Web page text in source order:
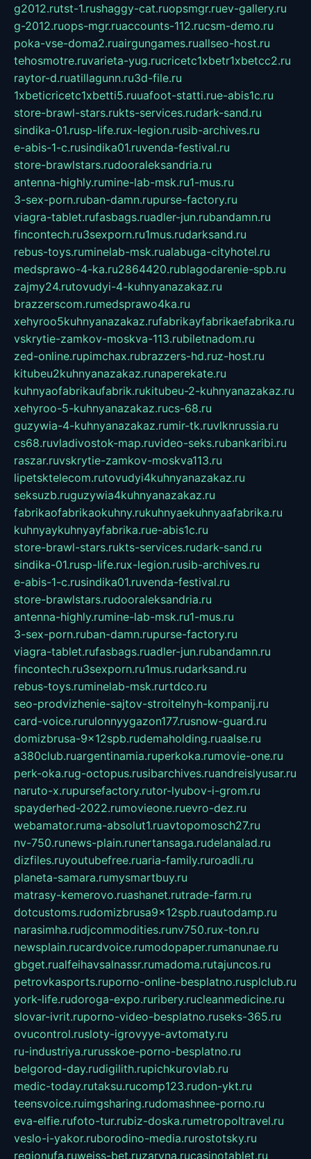
g2012.rutst-1.rushaggy-cat.ruopsmgr.ruev-gallery.ru
g-2012.ruops-mgr.ruaccounts-112.rucsm-demo.ru
poka-vse-doma2.ruairgungames.ruallseo-host.ru
tehosmotre.ruvarieta-yug.rucricetc1xbetr1xbetcc2.ru
raytor-d.ruatillagunn.ru3d-file.ru
1xbeticricetc1xbetti5.ruuafoot-statti.rue-abis1c.ru
store-brawl-stars.rukts-services.rudark-sand.ru
sindika-01.rusp-life.rux-legion.rusib-archives.ru
e-abis-1-c.rusindika01.ruvenda-festival.ru
store-brawlstars.rudooraleksandria.ru
antenna-highly.rumine-lab-msk.ru1-mus.ru
3-sex-porn.ruban-damn.rupurse-factory.ru
viagra-tablet.rufasbags.ruadler-jun.rubandamn.ru
fincontech.ru3sexporn.ru1mus.rudarksand.ru
rebus-toys.ruminelab-msk.rualabuga-cityhotel.ru
medsprawo-4-ka.ru2864420.rublagodarenie-spb.ru
zajmy24.rutovudyi-4-kuhnyanazakaz.ru
brazzerscom.rumedsprawo4ka.ru
xehyroo5kuhnyanazakaz.rufabrikayfabrikaefabrika.ru
vskrytie-zamkov-moskva-113.rubiletnadom.ru
zed-online.rupimchax.rubrazzers-hd.ruz-host.ru
kitubeu2kuhnyanazakaz.runaperekate.ru
kuhnyaofabrikaufabrik.rukitubeu-2-kuhnyanazakaz.ru
xehyroo-5-kuhnyanazakaz.rucs-68.ru
guzywia-4-kuhnyanazakaz.rumir-tk.ruvlknrussia.ru
cs68.ruvladivostok-map.ruvideo-seks.rubankaribi.ru
raszar.ruvskrytie-zamkov-moskva113.ru
lipetsktelecom.rutovudyi4kuhnyanazakaz.ru
seksuzb.ruguzywia4kuhnyanazakaz.ru
fabrikaofabrikaokuhny.rukuhnyaekuhnyaafabrika.ru
kuhnyaykuhnyayfabrika.rue-abis1c.ru
store-brawl-stars.rukts-services.rudark-sand.ru
sindika-01.rusp-life.rux-legion.rusib-archives.ru
e-abis-1-c.rusindika01.ruvenda-festival.ru
store-brawlstars.rudooraleksandria.ru
antenna-highly.rumine-lab-msk.ru1-mus.ru
3-sex-porn.ruban-damn.rupurse-factory.ru
viagra-tablet.rufasbags.ruadler-jun.rubandamn.ru
fincontech.ru3sexporn.ru1mus.rudarksand.ru
rebus-toys.ruminelab-msk.rurtdco.ru
seo-prodvizhenie-sajtov-stroitelnyh-kompanij.ru
card-voice.rurulonnyygazon177.rusnow-guard.ru
domizbrusa-9x12spb.rudemaholding.ruaalse.ru
a380club.ruargentinamia.ruperkoka.rumovie-one.ru
perk-oka.rug-octopus.rusibarchives.ruandreislyusar.ru
naruto-x.rupursefactory.rutor-lyubov-i-grom.ru
spayderhed-2022.rumovieone.ruevro-dez.ru
webamator.ruma-absolut1.ruavtopomosch27.ru
nv-750.runews-plain.runertansaga.rudelanalad.ru
dizfiles.ruyoutubefree.ruaria-family.ruroadli.ru
planeta-samara.rumysmartbuy.ru
matrasy-kemerovo.ruashanet.rutrade-farm.ru
dotcustoms.rudomizbrusa9x12spb.ruautodamp.ru
narasimha.rudjcommodities.runv750.rux-ton.ru
newsplain.rucardvoice.rumodopaper.rumanunae.ru
gbget.rualfeihavsalnassr.rumadoma.rutajuncos.ru
petrovkasports.ruporno-online-besplatno.rusplclub.ru
york-life.rudoroga-expo.ruribery.rucleanmedicine.ru
slovar-ivrit.ruporno-video-besplatno.ruseks-365.ru
ovucontrol.rusloty-igrovyye-avtomaty.ru
ru-industriya.rurusskoe-porno-besplatno.ru
belgorod-day.rudigilith.rupichkurovlab.ru
medic-today.rutaksu.rucomp123.rudon-ykt.ru
teensvoice.ruimgsharing.rudomashnee-porno.ru
eva-elfie.rufoto-tur.rubiz-doska.rumetropoltravel.ru
veslo-i-yakor.ruborodino-media.rurostotsky.ru
regionufa.ruweiss-bet.ruzaryna.rucasinotablet.ru